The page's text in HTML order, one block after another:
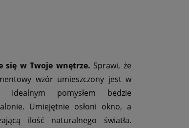
się w Twoje wnętrze. Sprawi, że
wzór umieszczony jest w
Idealnym pomysłem będzie
Umiejętnie osłoni okno, a
ilość naturalnego światła.